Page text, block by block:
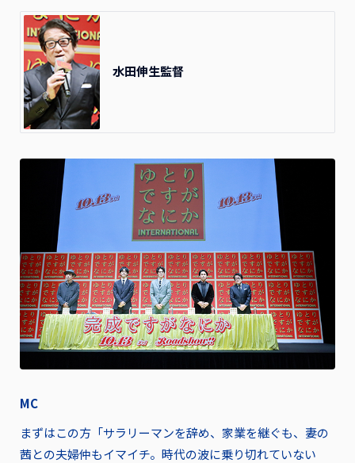
水田伸生監督
MC
まずはこの方「サラリーマンを辞め、家業を継ぐも、妻の
茜との夫婦仲もイマイチ。時代の波に乗り切れていない